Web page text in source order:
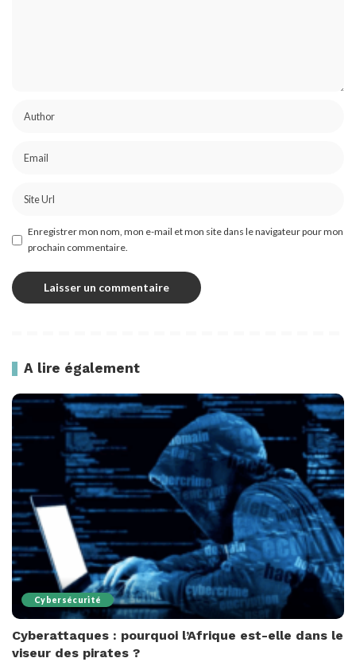
Enregistrer mon nom, mon e-mail et mon site dans le navigateur pour mon
prochain commentaire.
A lire également
Cybersécurité
Cyberattaques : pourquoi l’Afrique est-elle dans le
viseur des pirates ?